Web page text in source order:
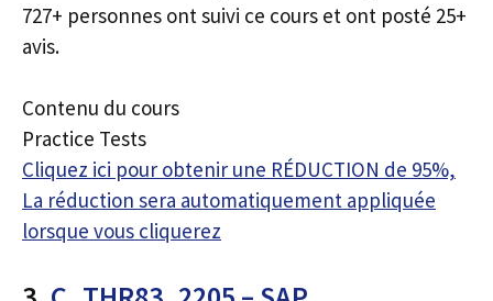
727+ personnes ont suivi ce cours et ont posté 25+
avis.
Contenu du cours
Practice Tests
Cliquez ici pour obtenir une RÉDUCTION de 95%,
La réduction sera automatiquement appliquée
lorsque vous cliquerez